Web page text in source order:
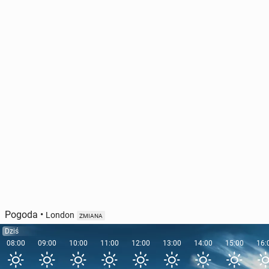
Pogoda • London ZMIANA
Dziś
08:00
09:00 10:00 11:00 12:00 13:00 14:00 15:00